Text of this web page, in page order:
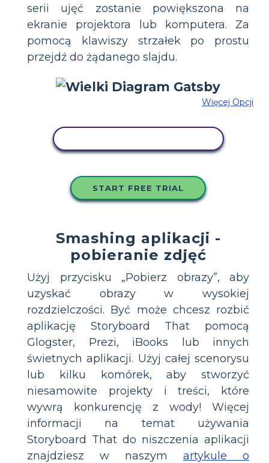
serii ujęć zostanie powiększona na
ekranie projektora lub komputera. Za
pomocą klawiszy strzałek po prostu
przejdź do żądanego slajdu.
Więcej Opcji
START FREE TRIAL
Smashing aplikacji -
pobieranie zdjęć
Użyj przycisku „Pobierz obrazy”, aby
uzyskać obrazy w wysokiej
rozdzielczości. Być może chcesz rozbić
aplikację Storyboard That pomocą
Glogster, Prezi, iBooks lub innych
świetnych aplikacji. Użyj całej scenorysu
lub kilku komórek, aby stworzyć
niesamowite projekty i treści, które
wywrą konkurencję z wody! Więcej
informacji na temat używania
Storyboard That do niszczenia aplikacji
znajdziesz w naszym artykule o